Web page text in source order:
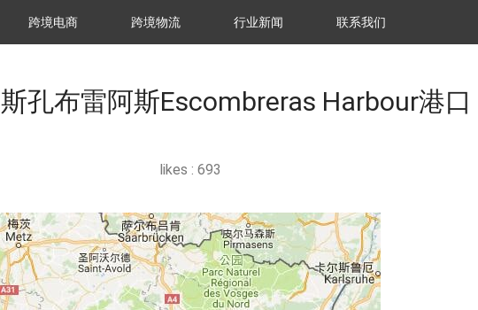
跨境电商 跨境物流 行业新闻 联系我们
孔布雷阿斯Escombreras Harbour港口
likes : 693